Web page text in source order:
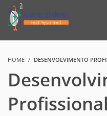
HOME DESENVOLVIMENTO
Profissional